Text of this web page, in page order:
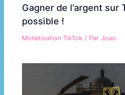
Gagner de l’argent sur
possible !
Monetisation TikTok / ParJoao